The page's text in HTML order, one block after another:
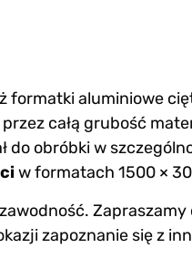
aluminiowe
całą grubość
do obróbki w
w formatach 1500 ×
zapoznanie się z